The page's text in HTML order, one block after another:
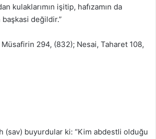
kulaklarımın işitip, hafızamın da
değildir.”
294, (832); Nesai, Taharet 108,
(sav) buyurdular ki: “Kim abdestli olduğu